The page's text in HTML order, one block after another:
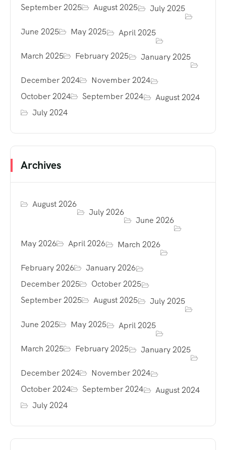
September 2025
August 2025 July 2025
June 2025 May 2025 April 2025
March 2025 February 2025 January 2025
December 2024
November 2024
October 2024
September 2024
August 2024
July 2024
Archives
August 2026
July 2026
June 2026
May 2026 April 2026 March 2026
February 2026
January 2026
December 2025
October 2025
September 2025
August 2025 July 2025
June 2025 May 2025 April 2025
March 2025 February 2025 January 2025
December 2024
November 2024
October 2024
September 2024
August 2024
July 2024